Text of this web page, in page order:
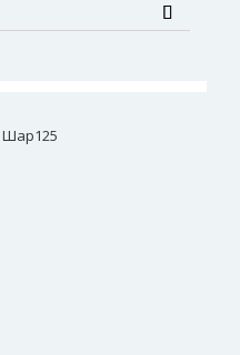
Шар125